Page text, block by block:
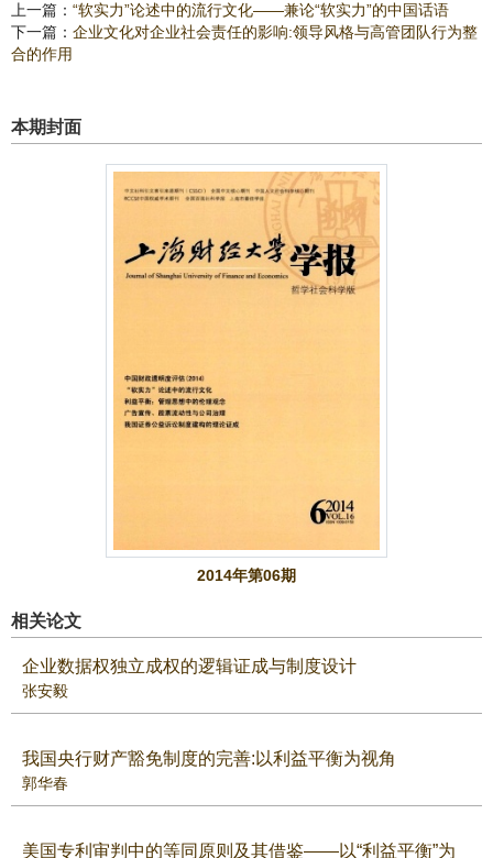
上一篇： “软实力”论述中的流行文化——兼论“软实力”的中国话语
下一篇： 企业文化对企业社会责任的影响:领导风格与高管团队行为整
合的作用
本期封面
2014年第06期
相关论文
企业数据权独立成权的逻辑证成与制度设计
张安毅
我国央行财产豁免制度的完善:以利益平衡为视角
郭华春
美国专利审判中的等同原则及其借鉴——以“利益平衡”为